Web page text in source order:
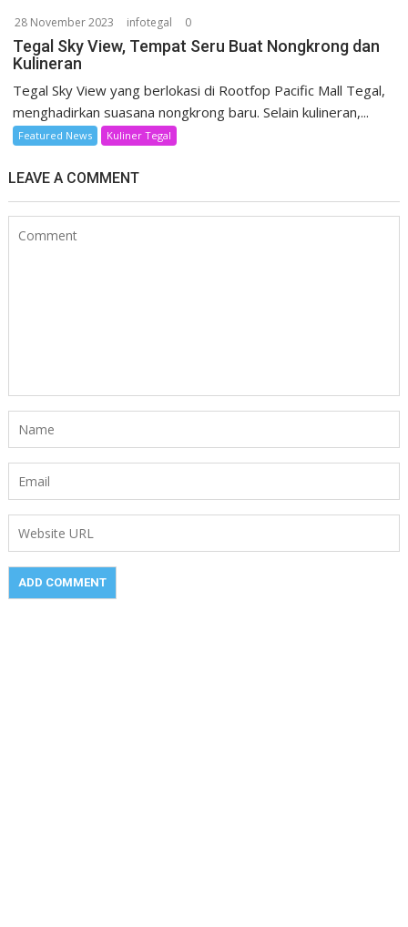
28 November 2023 infotegal 0
Tegal Sky View, Tempat Seru Buat Nongkrong dan
Kulineran
Tegal Sky View yang berlokasi di Rootfop Pacific Mall Tegal,
menghadirkan suasana nongkrong baru. Selain kulineran,...
Featured News Kuliner Tegal
LEAVE A COMMENT